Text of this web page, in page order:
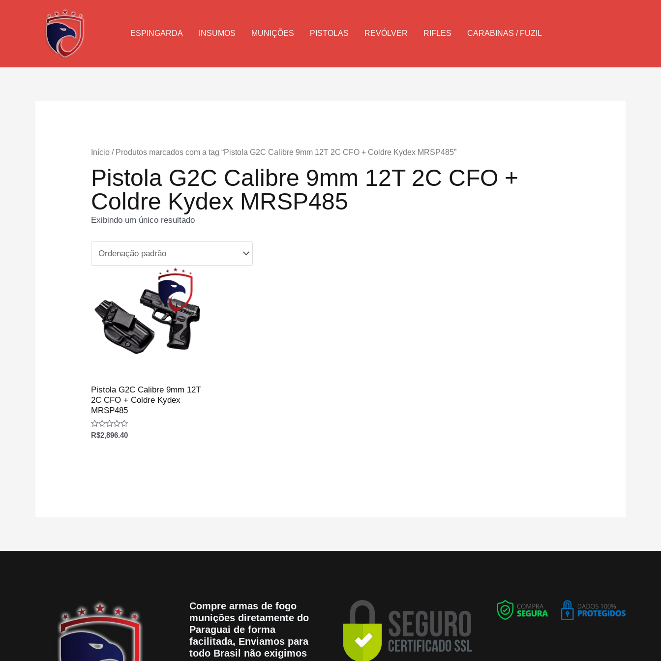
ESPINGARDA INSUMOS MUNIÇÕES PISTOLAS REVÓLVER RIFLES CARABINAS / FUZIL
Início / Produtos marcados com a tag “Pistola G2C Calibre 9mm 12T 2C CFO + Coldre Kydex MRSP485”
Pistola G2C Calibre 9mm 12T 2C CFO +
Coldre Kydex MRSP485
Exibindo um único resultado
Pistola G2C Calibre 9mm 12T
2C CFO + Coldre Kydex
MRSP485
Avaliação
R$2,896.40
Compre armas de fogo
munições diretamente do
Paraguai de forma
facilitada, Enviamos para
todo Brasil não exigimos